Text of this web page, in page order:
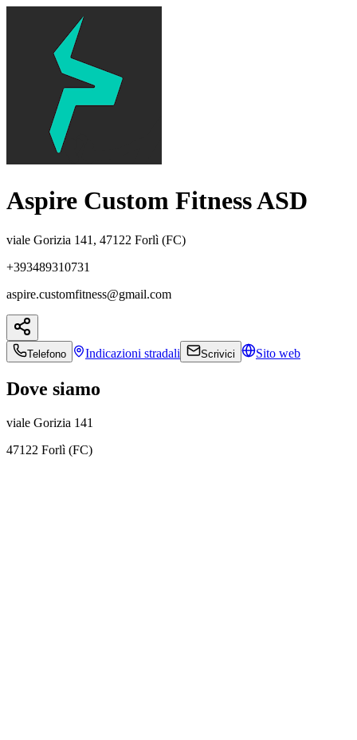
Aspire Custom Fitness ASD
viale Gorizia 141, 47122 Forlì (FC)
+393489310731
aspire.customfitness@gmail.com
Telefono Indicazioni stradali Scrivici Sito web
Dove siamo
viale Gorizia 141
47122 Forlì (FC)